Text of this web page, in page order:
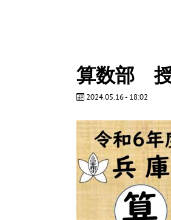
算数部 授
2024.05.16 - 18:02